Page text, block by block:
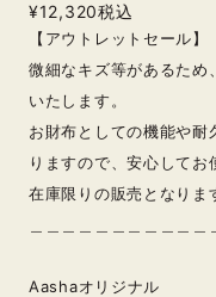
¥12,320税込
【アウトレットセール】
微細なキズ等があるため
いたします。
お財布としての機能や耐
りますので、安心してお
在庫限りの販売となりま
Aashaオリジナル